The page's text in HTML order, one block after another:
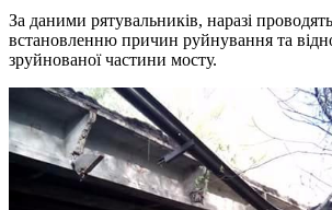
За даними рятувальників, наразі
встановленню причин руйнування та
зруйнованої частини мосту.